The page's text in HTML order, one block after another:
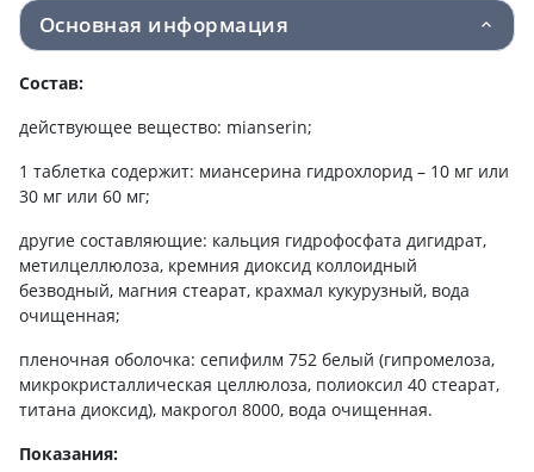
Основная информация
Состав:
действующее вещество: mianserin;
1 таблетка содержит: миансерина гидрохлорид – 10 мг или
30 мг или 60 мг;
другие составляющие: кальция гидрофосфата дигидрат,
метилцеллюлоза, кремния диоксид коллоидный
безводный, магния стеарат, крахмал кукурузный, вода
очищенная;
пленочная оболочка: сепифилм 752 белый (гипромелоза,
микрокристаллическая целлюлоза, полиоксил 40 стеарат,
титана диоксид), макрогол 8000, вода очищенная.
Показания: